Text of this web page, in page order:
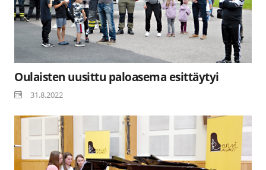
Oulaisten uusittu paloasema esittäytyi
31.8.2022